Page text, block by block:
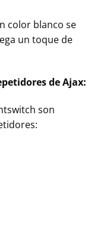
color blanco se
un toque de
de Ajax:
son